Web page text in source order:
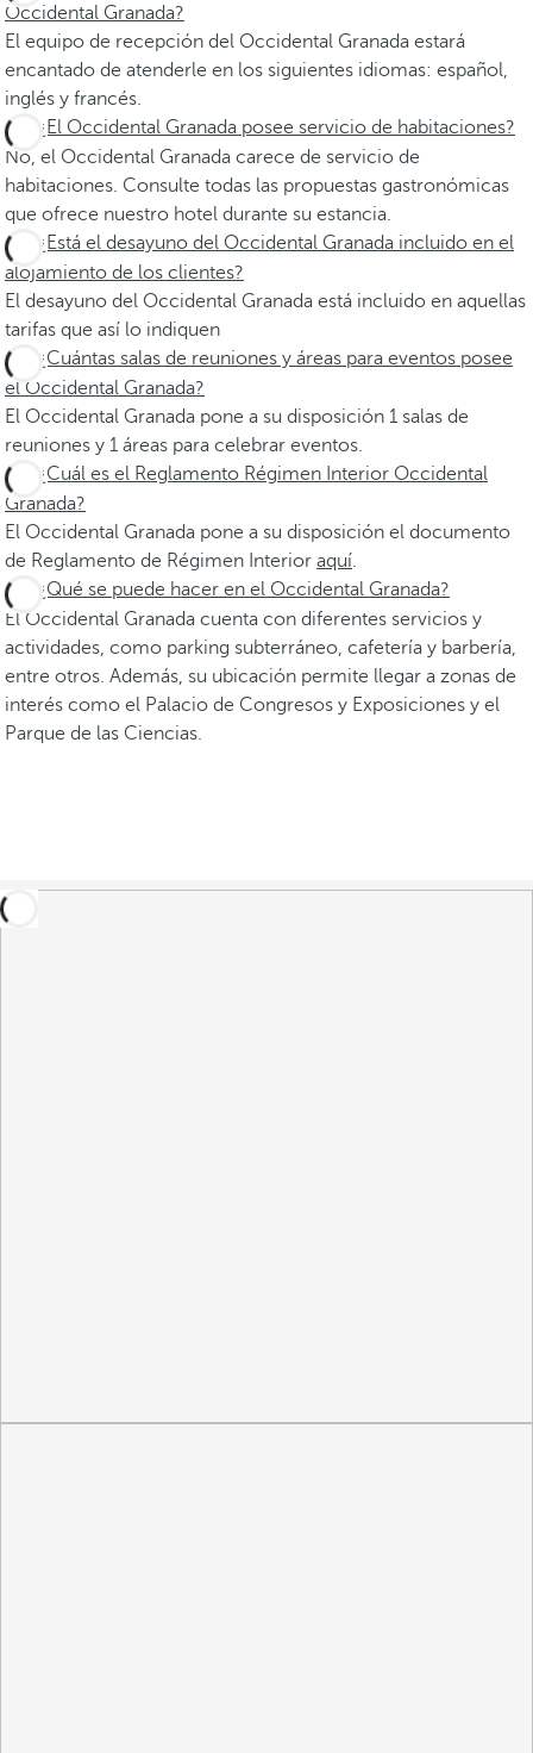
Occidental Granada?
El equipo de recepción del Occidental Granada estará
encantado de atenderle en los siguientes idiomas: español,
inglés y francés.
¿El Occidental Granada posee servicio de habitaciones?
No, el Occidental Granada carece de servicio de
habitaciones. Consulte todas las propuestas gastronómicas
que ofrece nuestro hotel durante su estancia.
¿Está el desayuno del Occidental Granada incluido en el
alojamiento de los clientes?
El desayuno del Occidental Granada está incluido en aquellas
tarifas que así lo indiquen
¿Cuántas salas de reuniones y áreas para eventos posee
el Occidental Granada?
El Occidental Granada pone a su disposición 1 salas de
reuniones y 1 áreas para celebrar eventos.
¿Cuál es el Reglamento Régimen Interior Occidental
Granada?
El Occidental Granada pone a su disposición el documento
de Reglamento de Régimen Interior aquí.
¿Qué se puede hacer en el Occidental Granada?
El Occidental Granada cuenta con diferentes servicios y
actividades, como parking subterráneo, cafetería y barbería,
entre otros. Además, su ubicación permite llegar a zonas de
interés como el Palacio de Congresos y Exposiciones y el
Parque de las Ciencias.